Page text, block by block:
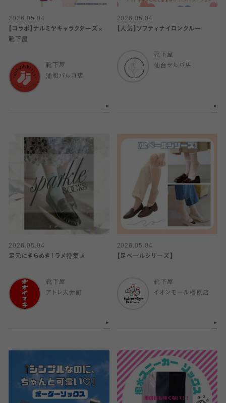
2026.05.04
【コラボ】ナルミヤキャラクターズ×
靴下屋
靴下屋
浦和パルコ店
2026.05.04
【人気】ソフティナイロンクルー
靴下屋
仙台セルバ店
2026.05.04
足元にきらめき！ラメ特集🧦
靴下屋
アトレ大井町
2026.05.04
【足ベールシリーズ】
靴下屋
イオンモール橿原店